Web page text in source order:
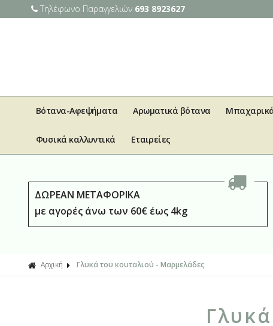
Τηλέφωνο Παραγγελιών 693 8923627
Βότανα-Αφεψήματα Αρωματικά βότανα
Φυσικά καλλυντικά Εταιρείες
ΔΩΡΕΑΝ ΜΕΤΑΦΟΡΙΚΑ
με αγορές άνω των 60€ έως 4kg
Αρχική Γλυκά του κουταλιού - Μαρμελάδες